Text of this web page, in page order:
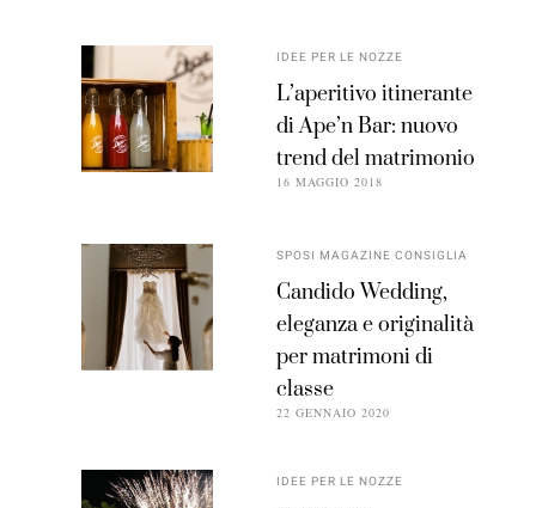
IDEE PER LE NOZZE
L’aperitivo itinerante
di Ape’n Bar: nuovo
trend del matrimonio
16 MAGGIO 2018
SPOSI MAGAZINE CONSIGLIA
Candido Wedding,
eleganza e originalità
per matrimoni di
classe
22 GENNAIO 2020
IDEE PER LE NOZZE